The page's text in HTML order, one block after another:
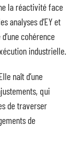
la réactivité face
analyses d’EY et
cohérence
industrielle.
naît d’une
qui
de traverser
de